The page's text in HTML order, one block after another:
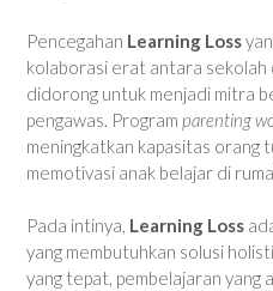
Pencegahan Learning Loss
kolaborasi erat antara sekolah
didorong untuk menjadi mitra
pengawas. Program parenting
meningkatkan kapasitas orang
memotivasi anak belajar di
Pada intinya, Learning Loss
yang membutuhkan solusi
yang tepat, pembelajaran yang